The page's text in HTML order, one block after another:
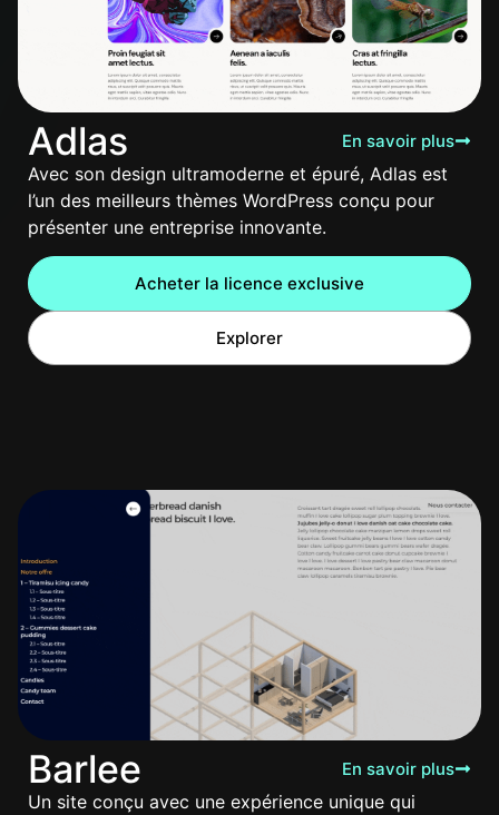
Adlas En savoir plus
Avec son design ultramoderne et épuré, Adlas est
l’un des meilleurs thèmes WordPress conçu pour
présenter une entreprise innovante.
Acheter la licence exclusive
Explorer
Barlee En savoir plus
Un site conçu avec une expérience unique qui